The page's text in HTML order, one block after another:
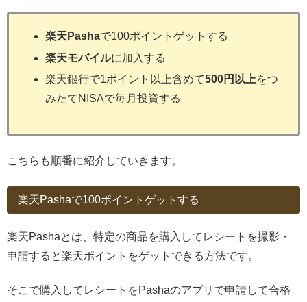
楽天Pashaで100ポイントゲットする
楽天モバイルに加入する
楽天銀行で1ポイント以上含めて500円以上をつ
みたてNISAで毎月投資する
こちらも順番に紹介していきます。
楽天Pashaで100ポイントゲットする
楽天Pashaとは、特定の商品を購入してレシートを撮影・
申請すると楽天ポイントをゲットできる方法です。
そこで購入してレシートをPashaのアプリで申請して合格